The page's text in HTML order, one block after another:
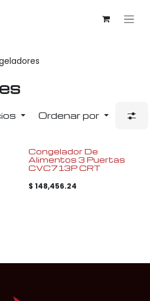
Ordenar por
Congelador De
Alimentos 3 Puertas
CVC713P CRT
$ 148,456.24